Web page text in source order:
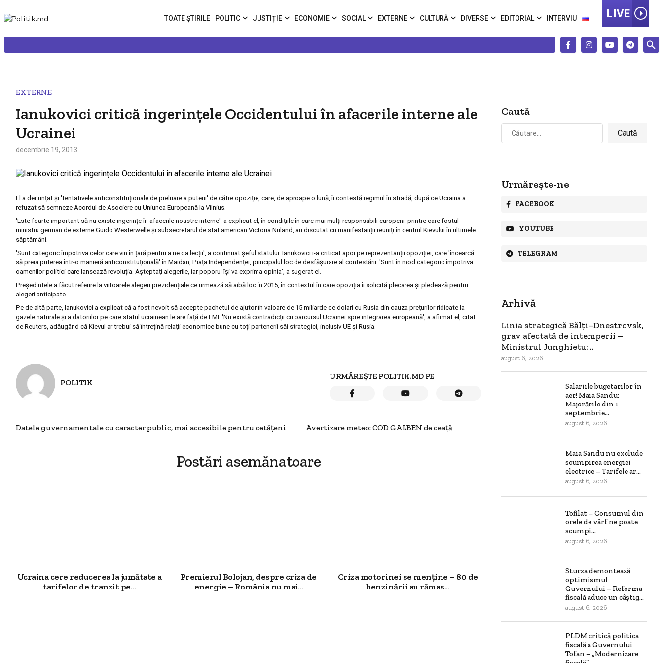
TOATE ȘTIRILE POLITIC JUSTIȚIE ECONOMIE SOCIAL EXTERNE CULTURĂ DIVERSE EDITORIAL INTERVIU LIVE
EXTERNE
Ianukovici critică ingerințele Occidentului în afacerile interne ale
Ucrainei
decembrie 19, 2013
El a denunțat și 'tentativele anticonstituționale de preluare a puterii' de către opoziție, care, de aproape o lună, îi contestă regimul în stradă, după ce Ucraina a
refuzat să semneze Acordul de Asociere cu Uniunea Europeană la Vilnius.
'Este foarte important să nu existe ingerințe în afacerile noastre interne', a explicat el, în condițiile în care mai mulți responsabili europeni, printre care fostul
ministru german de externe Guido Westerwelle și subsecretarul de stat american Victoria Nuland, au discutat cu manifestanții reuniți în centrul Kievului în ultimele
săptămâni.
'Sunt categoric împotriva celor care vin în țară pentru a ne da lecții', a continuat șeful statului. Ianukovici i-a criticat apoi pe reprezentanții opoziției, care 'încearcă
să preia puterea într-o manieră anticonstituțională' în Maidan, Piața Independenței, principalul loc de desfășurare al contestării. 'Sunt în mod categoric împotriva
oamenilor politici care lansează revoluția. Așteptați alegerile, iar poporul își va exprima opinia', a sugerat el.
Președintele a făcut referire la viitoarele alegeri prezidențiale ce urmează să aibă loc în 2015, în contextul în care opoziția îi solicită plecarea și pledează pentru
alegeri anticipate.
Pe de altă parte, Ianukovici a explicat că a fost nevoit să accepte pachetul de ajutor în valoare de 15 miliarde de dolari cu Rusia din cauza prețurilor ridicate la
gazele naturale și a datoriilor pe care statul ucrainean le are față de FMI. 'Nu există contradicții cu parcursul Ucrainei spre integrarea europeană', a afirmat el, citat
de Reuters, adăugând că Kievul ar trebui să întrețină relații economice bune cu toți partenerii săi strategici, inclusiv UE și Rusia.
POLITIK
URMĂREȘTE POLITIK.MD PE
Datele guvernamentale cu caracter public, mai accesibile pentru cetăţeni Avertizare meteo: COD GALBEN de ceață
Postări asemănatoare
Ucraina cere reducerea la jumătate a
tarifelor de tranzit pe...
Premierul Bolojan, despre criza de
energie – România nu mai...
Criza motorinei se menține – 80 de
benzinării au rămas...
Caută
Caută
după:
Urmărește-ne
FACEBOOK
YOUTUBE
TELEGRAM
Arhivă
Linia strategică Bălți–Dnestrovsk,
grav afectată de intemperii –
Ministrul Junghietu:...
august 6, 2026
Salariile bugetarilor în
aer! Maia Sandu:
Majorările din 1
septembrie...
august 6, 2026
Maia Sandu nu exclude
scumpirea energiei
electrice – Tarifele ar...
august 6, 2026
Tofilat – Consumul din
orele de vârf ne poate
scumpi...
august 6, 2026
Sturza demontează
optimismul
Guvernului – Reforma
fiscală aduce un câștig...
august 6, 2026
PLDM critică politica
fiscală a Guvernului
Tofan – „Modernizare